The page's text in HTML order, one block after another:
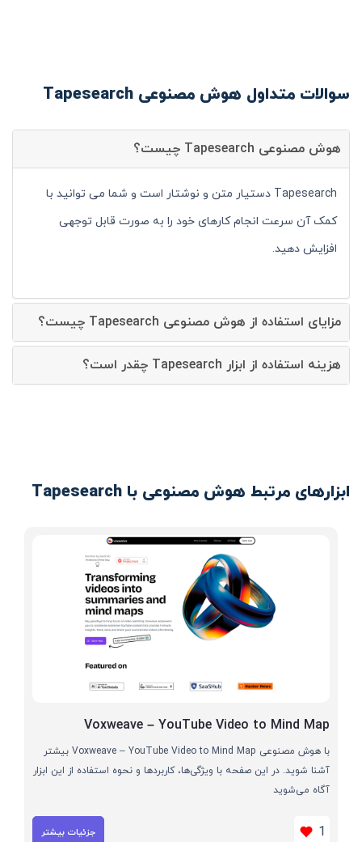
سوالات متداول هوش مصنوعی Tapesearch
هوش مصنوعی Tapesearch چیست؟
Tapesearch دستیار متن و نوشتار است و شما می توانید با
کمک آن سرعت انجام کارهای خود را به صورت قابل توجهی
افزایش دهید.
مزایای استفاده از هوش مصنوعی Tapesearch چیست؟
هزینه استفاده از ابزار Tapesearch چقدر است؟
ابزارهای مرتبط هوش مصنوعی با Tapesearch
Voxweave – YouTube Video to Mind Map
با هوش مصنوعی Voxweave – YouTube Video to Mind Map بیشتر
آشنا شوید. در این صفحه با ویژگی‌ها، کاربردها و نحوه استفاده از این ابزار
آگاه می‌شوید
1 جزئیات بیشتر